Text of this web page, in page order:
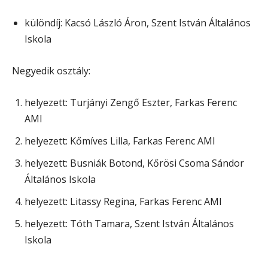
különdíj: Kacsó László Áron, Szent István Általános
Iskola
Negyedik osztály:
helyezett: Turjányi Zengő Eszter, Farkas Ferenc
AMI
helyezett: Kőmíves Lilla, Farkas Ferenc AMI
helyezett: Busniák Botond, Kőrösi Csoma Sándor
Általános Iskola
helyezett: Litassy Regina, Farkas Ferenc AMI
helyezett: Tóth Tamara, Szent István Általános
Iskola